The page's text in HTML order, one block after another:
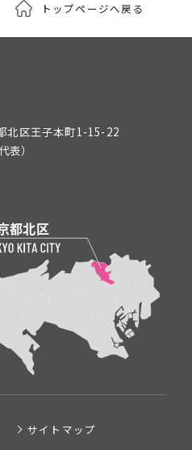
トップページへ戻る
区王子本町1-15-22
表）
サイトマップ